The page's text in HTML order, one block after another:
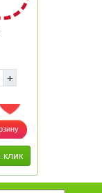
ДОБАВИТЬ В ИЗБРАННОЕ